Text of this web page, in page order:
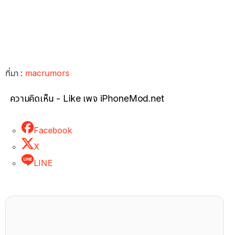
ที่มา : macrumors
ความคิดเห็น - Like เพจ iPhoneMod.net
Facebook
X
LINE